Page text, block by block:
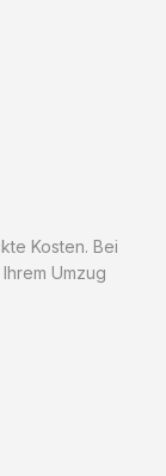
Kosten. Bei
Umzug